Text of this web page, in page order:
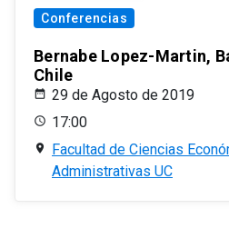
Conferencias
Bernabe Lopez-Martin,
Chile
29 de Agosto de 2019
17:00
Facultad de Ciencias
Administrativas UC